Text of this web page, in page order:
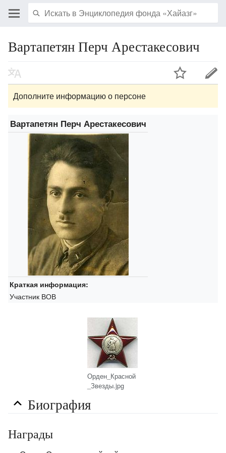
Вартапетян Перч Арестакесович
Дополните информацию о персоне
Вартапетян Перч Арестакесович
Краткая информация:
Участник ВОВ
Орден_Красной
_Звезды.jpg
Биография
Награды